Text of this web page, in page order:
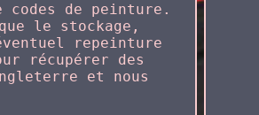
codes de peinture.
le stockage,
repeinture
récupérer des
et nous